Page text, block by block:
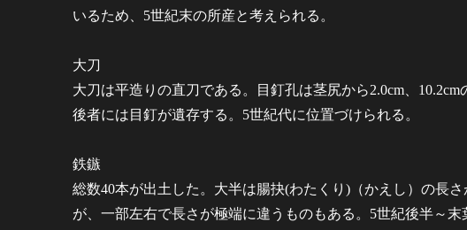
いるため、5世紀末の所産と考えられる。
大刀
大刀は平造りの直刀である。目釘孔は茎尻から2.0cm、10.2cm
後者には目釘が遺存する。5世紀代に位置づけられる。
鉄鏃
総数40本が出土した。大半は腸抉(わたくり)（かえし）の長
が、一部左右で長さが極端に違うものもある。5世紀後半～末